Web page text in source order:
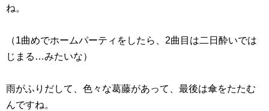
ね。
（1曲めでホームパーティをしたら、2曲目は二日酔いでは
じまる…みたいな）
雨がふりだして、色々な葛藤があって、最後は傘をたたむ
んですね。